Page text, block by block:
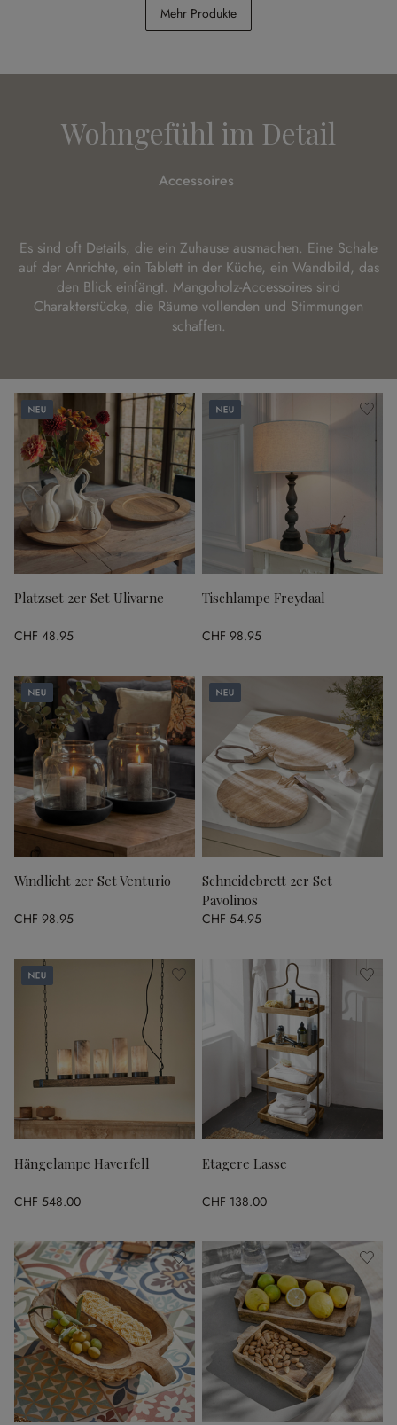
CHF 228.00
Mehr Produkte
Wohngefühl im Detail
Accessoires
Es sind oft Details, die ein Zuhause ausmachen. Eine Schale
auf der Anrichte, ein Tablett in der Küche, ein Wandbild, das
den Blick einfängt. Mangoholz-Accessoires sind
Charakterstücke, die Räume vollenden und Stimmungen
schaffen.
Neu
Platzset 2er Set Ulivarne
CHF 48.95
Neu
Tischlampe Freydaal
CHF 98.95
Neu
Windlicht 2er Set Venturio
CHF 98.95
Neu
Schneidebrett 2er Set
Pavolinos
CHF 54.95
Neu
Hängelampe Haverfell
CHF 548.00
Etagere Lasse
CHF 138.00